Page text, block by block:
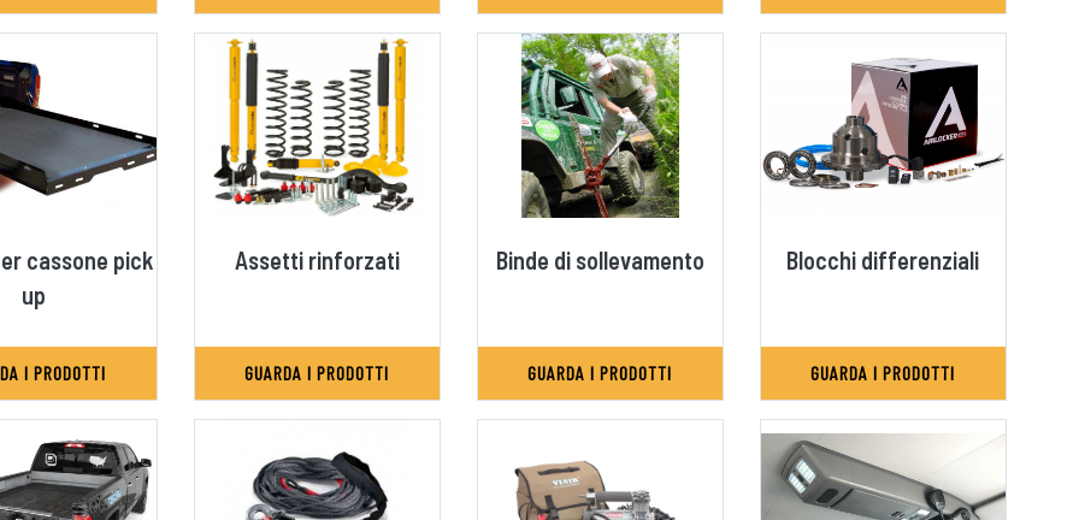
cassone pick
up
I PRODOTTI
Assetti rinforzati
GUARDA I PRODOTTI
Binde di sollevamento
GUARDA I PRODOTTI
Blocchi differenziali
GUARDA I PRODOTTI